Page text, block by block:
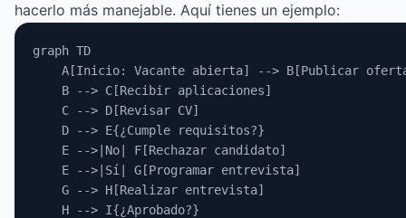
hacerlo más manejable. Aquí tienes un ejemplo:
graph TD
A[Inicio: Vacante abierta] --> B[Publicar
    B --> C[Recibir aplicaciones]
    C --> D[Revisar CV]
    D --> E{¿Cumple requisitos?}
    E -->|No| F[Rechazar candidato]
    E -->|Sí| G[Programar entrevista]
    G --> H[Realizar entrevista]
    H --> I{¿Aprobado?}